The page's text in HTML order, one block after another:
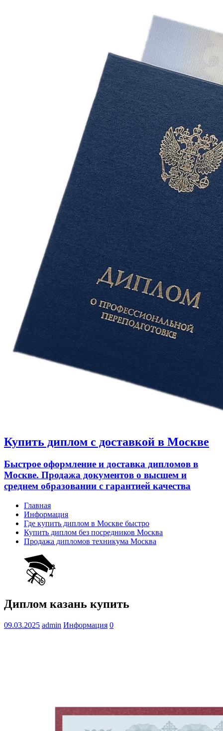
Купить диплом с доставкой в Москве
Быстрое оформление и доставка дипломов в
Москве. Продажа документов о высшем и
среднем образовании с гарантией качества
Главная
Информация
Где купить диплом в Москве быстро
Купить диплом без посредников Москва
Продажа дипломов техникума Москва
Диплом казань купить
09.03.2025 admin Информация 0